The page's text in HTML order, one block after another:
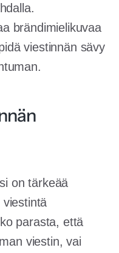
brändimielikuvaa
viestinnän sävy
on tärkeää
parasta, että
viestin, vai